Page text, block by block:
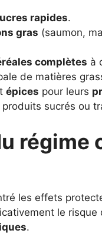
rapides.
gras (saumon,
complètes à
de matières
épices pour leurs
sucrés ou
régime
les effets
le risque
.